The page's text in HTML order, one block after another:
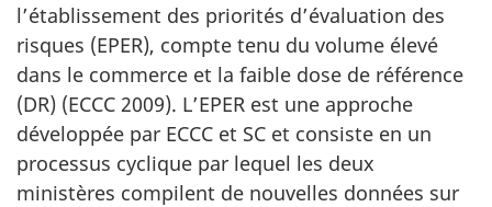
l’établissement des priorités d’évaluation des
risques (EPER), compte tenu du volume élevé
dans le commerce et la faible dose de référence
(DR) (ECCC 2009). L’EPER est une approche
développée par ECCC et SC et consiste en un
processus cyclique par lequel les deux
ministères compilent de nouvelles données sur